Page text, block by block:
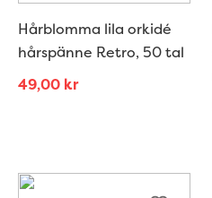
Hårblomma lila orkidé
hårspänne Retro, 50 tal
49,00 kr